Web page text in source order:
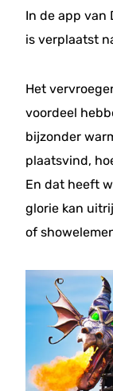
In de app van
is verplaatst
Het
voordeel
bijzonder
plaatsvind,
En dat heeft
glorie kan
of